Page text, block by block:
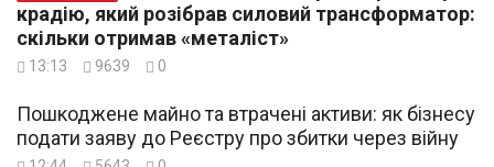
крадію, який розібрав силовий трансформатор:
скільки отримав «металіст»
13:13 9639 0
Пошкоджене майно та втрачені активи: як бізнесу
подати заяву до Реєстру про збитки через війну